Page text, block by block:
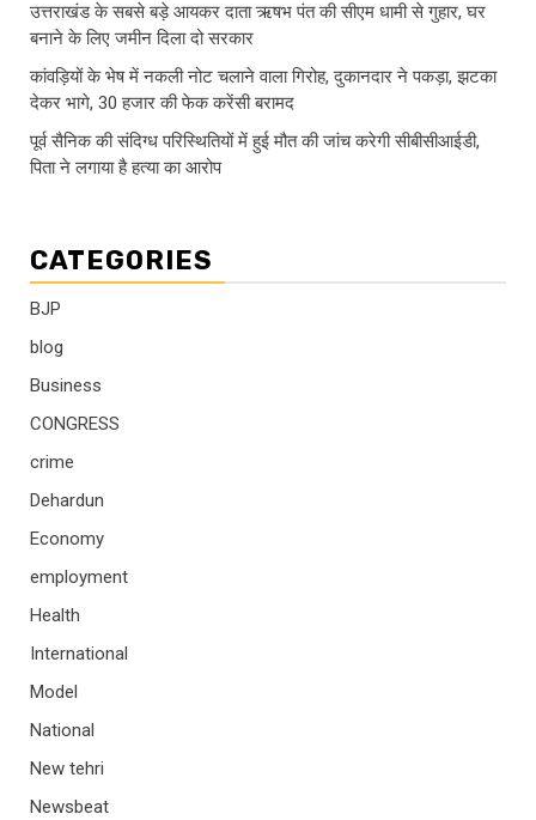
उत्तराखंड के सबसे बड़े आयकर दाता ऋषभ पंत की सीएम धामी से गुहार, घर
बनाने के लिए जमीन दिला दो सरकार
कांवड़ियों के भेष में नकली नोट चलाने वाला गिरोह, दुकानदार ने पकड़ा, झटका
देकर भागे, 30 हजार की फेक करेंसी बरामद
पूर्व सैनिक की संदिग्ध परिस्थितियों में हुई मौत की जांच करेगी सीबीसीआईडी,
पिता ने लगाया है हत्या का आरोप
CATEGORIES
BJP
blog
Business
CONGRESS
crime
Dehardun
Economy
employment
Health
International
Model
National
New tehri
Newsbeat